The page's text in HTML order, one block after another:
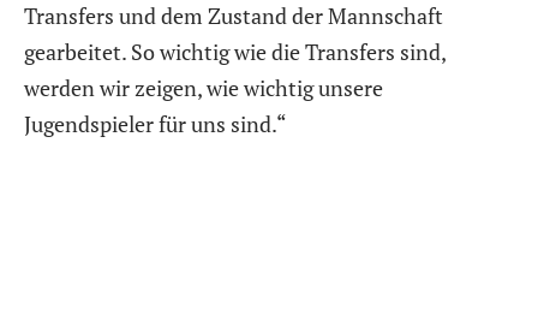
Transfers und dem Zustand der Mannschaft
gearbeitet. So wichtig wie die Transfers sind,
werden wir zeigen, wie wichtig unsere
Jugendspieler für uns sind.“